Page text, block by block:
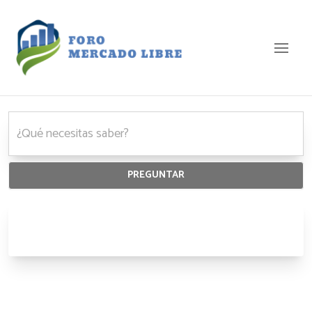
Foro Mercado Libre